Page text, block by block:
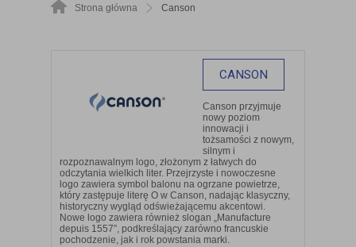
Strona główna Canson
CANSON
Canson przyjmuje
nowy poziom
innowacji i
tożsamości z nowym,
silnym i
rozpoznawalnym logo, złożonym z łatwych do
odczytania wielkich liter. Przejrzyste i nowoczesne
logo zawiera symbol balonu na ogrzane powietrze,
który zastępuje literę O w Canson, nadając klasyczny,
historyczny wygląd odświeżającemu akcentowi.
Nowe logo zawiera również slogan „Manufacture
depuis 1557”, podkreślający zarówno francuskie
pochodzenie, jak i rok powstania marki.